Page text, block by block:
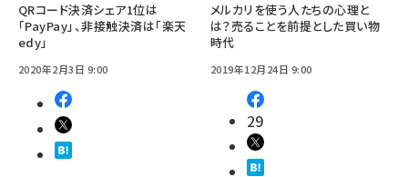
QRコード決済シェア1位は
「PayPay」、非接触決済は「楽天
edy」
2020年2月3日 9:00
メルカリを使う人たちの心理と
は？売ることを前提とした買い物
時代
2019年12月24日 9:00
29